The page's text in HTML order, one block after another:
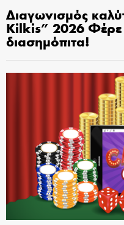
Διαγωνισμός
Kilkis” 2026 Φέρε
διασημόπιτα!